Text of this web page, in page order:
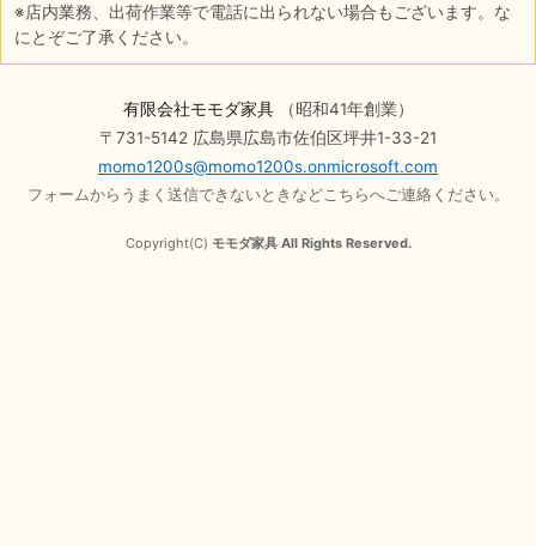
※店内業務、出荷作業等で電話に出られない場合もございます。な
にとぞご了承ください。
有限会社モモダ家具（昭和41年創業）
〒731-5142 広島県広島市佐伯区坪井1-33-21
momo1200s@momo1200s.onmicrosoft.com
フォームからうまく送信できないときなどこちらへご連絡ください。
Copyright(C) モモダ家具 All Rights Reserved.